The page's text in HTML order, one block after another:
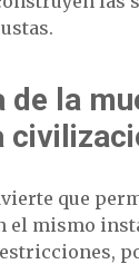
de la
que
el mismo